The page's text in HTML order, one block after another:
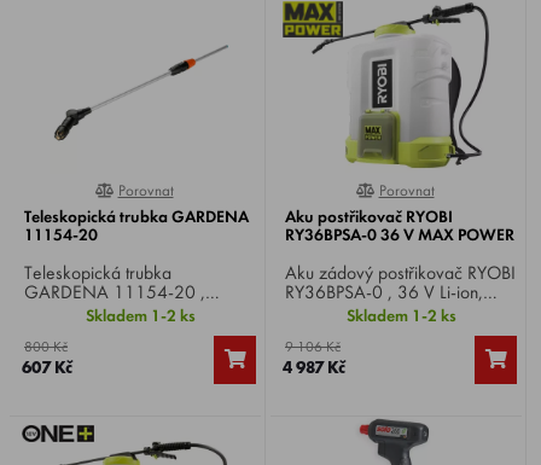
0%
Porovnat
Teleskopická trubka GARDENA
11154-20
Teleskopická trubka
GARDENA 11154-20 ,
kompatibilní se všemi
postřikovači GARDENA,
pro snadné a pohodlné stříkání
vysokých stromů.
Skladem 1-2 ks
800 Kč
607 Kč
0%
Porovnat
Aku postřikovač RYOBI
RY36BPSA-0 36 V MAX POWER
Aku zádový postřikovač RYOBI
RY36BPSA-0 , 36 V Li-ion,
průtok 36 - 150 l/h, nádržka
15 l, včetně rozptylové,
ventilátorové a duální trysky,
hmotnost 5,8 kg.
Skladem 1-2 ks
9 106 Kč
4 987 Kč